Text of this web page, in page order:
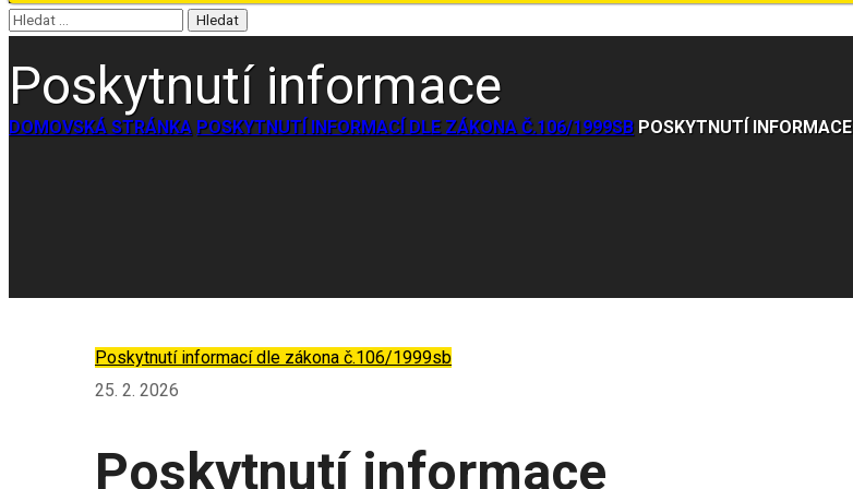
Poskytnutí informace
DOMOVSKÁ STRÁNKA POSKYTNUTÍ INFORMACÍ DLE ZÁKONA Č.106/1999SB POSKYTNUTÍ INFORMACE
Poskytnutí informací dle zákona č.106/1999sb
25. 2. 2026
Poskytnutí informace